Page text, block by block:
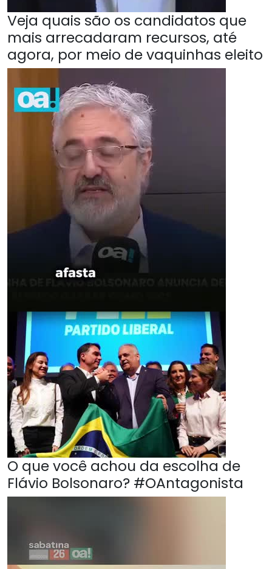
Veja quais são os candidatos que
mais arrecadaram recursos, até
agora, por meio de vaquinhas eleito
O que você achou da escolha de
Flávio Bolsonaro? #OAntagonista